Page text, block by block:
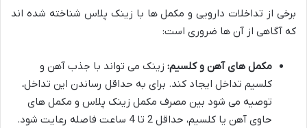
برخی از تداخلات دارویی و مکمل ها با زینک پلاس شناخته شده اند
که آگاهی از آن ها ضروری است:
مکمل های آهن و کلسیم: زینک می تواند با جذب آهن و
کلسیم تداخل ایجاد کند. برای به حداقل رساندن این تداخل،
توصیه می شود بین مصرف مکمل زینک پلاس و مکمل های
حاوی آهن یا کلسیم، حداقل 2 تا 4 ساعت فاصله رعایت شود.